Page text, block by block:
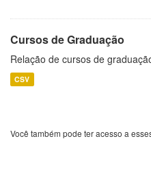
Cursos de Graduação
Relação de cursos de
CSV
Você também pode ter acesso a